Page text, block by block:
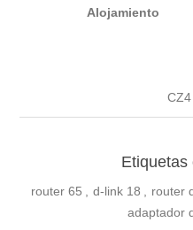
Alojamiento
Etiquetas
router 65 , d-link 18 , router
adaptador